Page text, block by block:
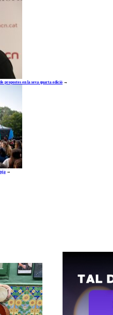
propostes en la seva quarta edició →
→